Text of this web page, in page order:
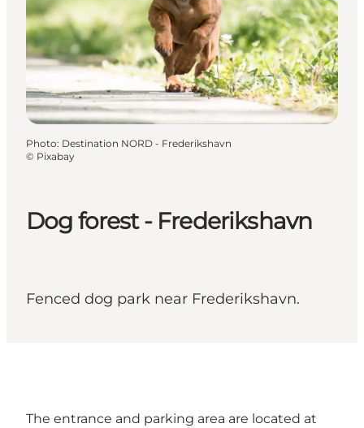
Hébergements
Planifiez votre voyage
Dog forest - Frederikshavn
Fenced dog park near Frederikshavn.
Photo: Destination NORD - Frederikshavn
© Pixabay
The entrance and parking area are located at